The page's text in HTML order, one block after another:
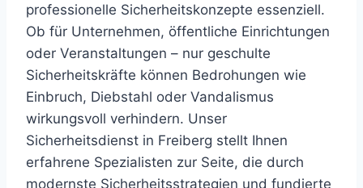
professionelle Sicherheitskonzepte essenziell.
Ob für Unternehmen, öffentliche Einrichtungen
oder Veranstaltungen – nur geschulte
Sicherheitskräfte können Bedrohungen wie
Einbruch, Diebstahl oder Vandalismus
wirkungsvoll verhindern. Unser
Sicherheitsdienst in Freiberg stellt Ihnen
erfahrene Spezialisten zur Seite, die durch
modernste Sicherheitsstrategien und fundierte